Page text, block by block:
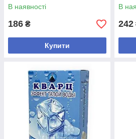
В наявності
186 ₴
Купити
В
242